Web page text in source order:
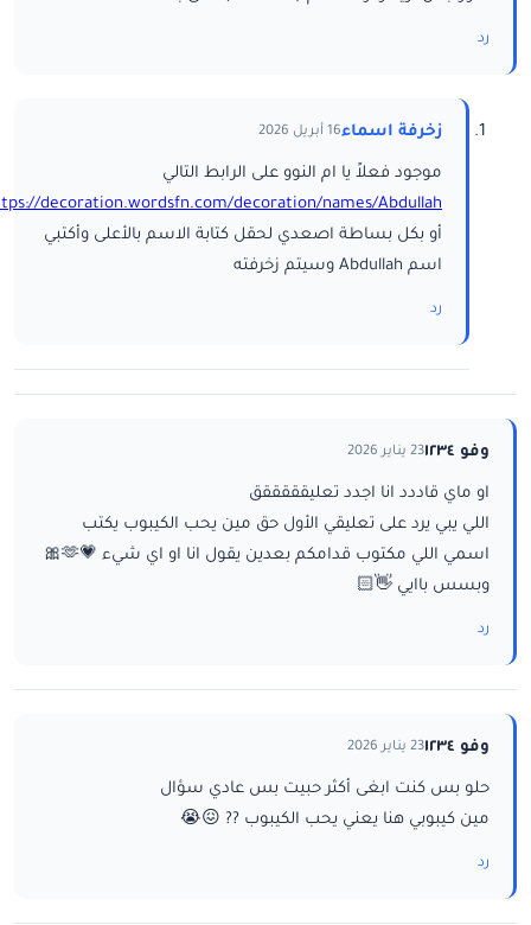
رد
زخرفة اسماء16 أبريل 2026
موجود فعلاً يا ام النوو على الرابط التالي
decoration.wordsfn.com/decoration/names/Abdullah/
أو بكل بساطة اصعدي لحقل كتابة الاسم بالأعلى وأكتبي
اسم Abdullah وسيتم زخرفته
رد
وفو ١٢٣٤ 23 يناير 2026
او ماي قاددد انا اجدد تعليقققققق
اللي يبي يرد على تعليقي الأول حق مين يحب الكيبوب يكتب
اسمي اللي مكتوب قدامكم بعدين يقول انا او اي شيء 💗🫶🎀
وبسس باايي 👋🏻
رد
وفو ١٢٣٤ 23 يناير 2026
حلو بس كنت ابغى أكثر حبيت بس عادي سؤال
مين كيبوبي هنا يعني يحب الكيبوب ?? 😖😭
رد